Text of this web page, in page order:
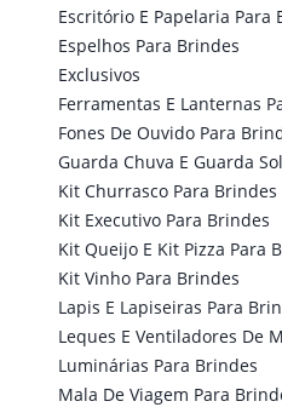
Escritório E Papelaria Para
Espelhos Para Brindes
Exclusivos
Ferramentas E Lanternas
Fones De Ouvido Para
Guarda Chuva E Guarda
Kit Churrasco Para Brindes
Kit Executivo Para Brindes
Kit Queijo E Kit Pizza Para
Kit Vinho Para Brindes
Lapis E Lapiseiras Para
Leques E Ventiladores De
Luminárias Para Brindes
Mala De Viagem Para